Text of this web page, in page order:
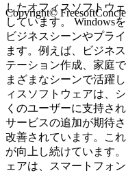
したオフィスソフトウ
しています。 Windows
ビジネスシーンやプラ
ます。例えば、ビジネ
テーション作成、家庭
まざまなシーンで活躍
ィスソフトウェアは、
くのユーザーに支持さ
サービスの追加が期待
改善されています。こ
が向上し続けています
ェアは、スマートフォ
Copyright©